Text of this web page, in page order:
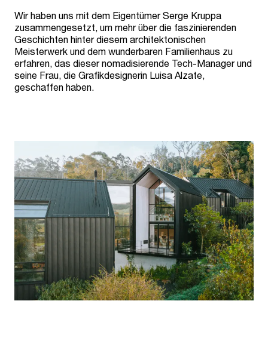
Wir haben uns mit dem Eigentümer Serge Kruppa
zusammengesetzt, um mehr über die faszinierenden
Geschichten hinter diesem architektonischen
Meisterwerk und dem wunderbaren Familienhaus zu
erfahren, das dieser nomadisierende Tech-Manager und
seine Frau, die Grafikdesignerin Luisa Alzate,
geschaffen haben.